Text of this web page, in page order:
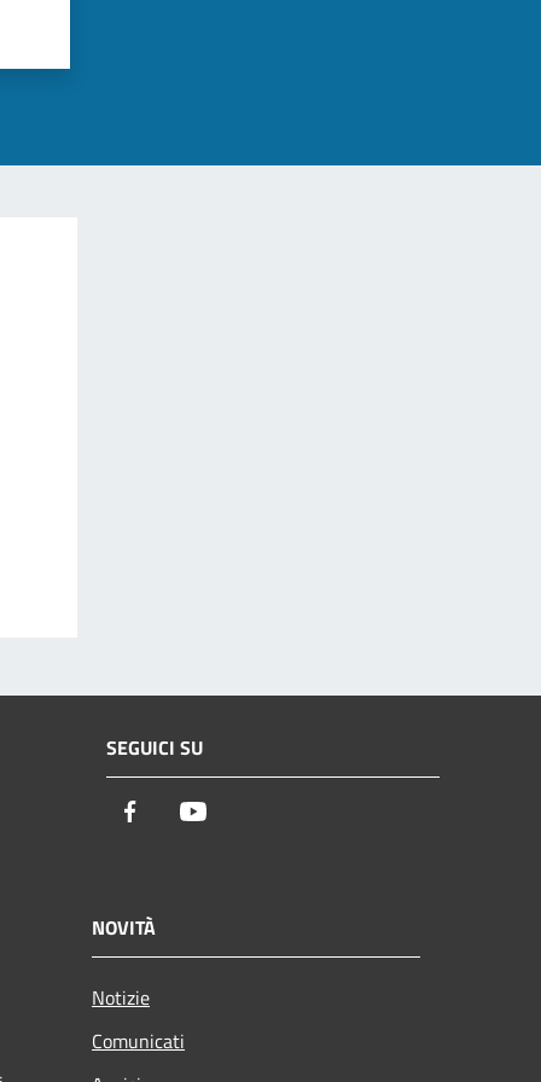
SEGUICI SU
Facebook
NOVITÀ
Notizie
Comunicati